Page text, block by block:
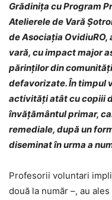
Grădinița cu Program
Atelierele de Vară
de Asociația OvidiuRO,
vară, cu impact major
părinților din
defavorizate. În timpul
activități atât cu copiii
învățământul primar,
remediale, după un
diseminat în urma a
Profesorii voluntari
două la număr –, au